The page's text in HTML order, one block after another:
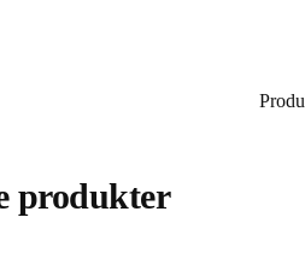
produkter